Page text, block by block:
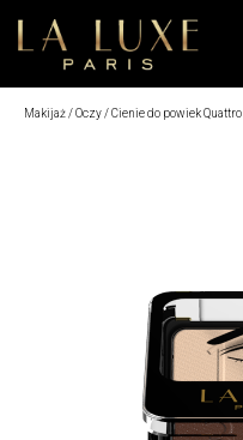
Makijaż/Oczy/Cienie do powiek Quattro